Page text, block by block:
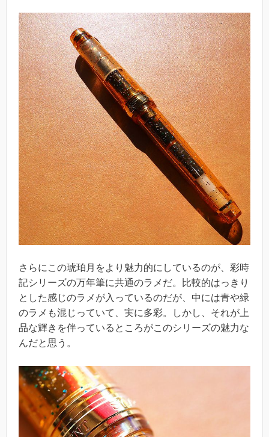
さらにこの琥珀月をより魅力的にしているのが、彩時
記シリーズの万年筆に共通のラメだ。比較的はっきり
とした感じのラメが入っているのだが、中には青や緑
のラメも混じっていて、実に多彩。しかし、それが上
品な輝きを伴っているところがこのシリーズの魅力な
んだと思う。